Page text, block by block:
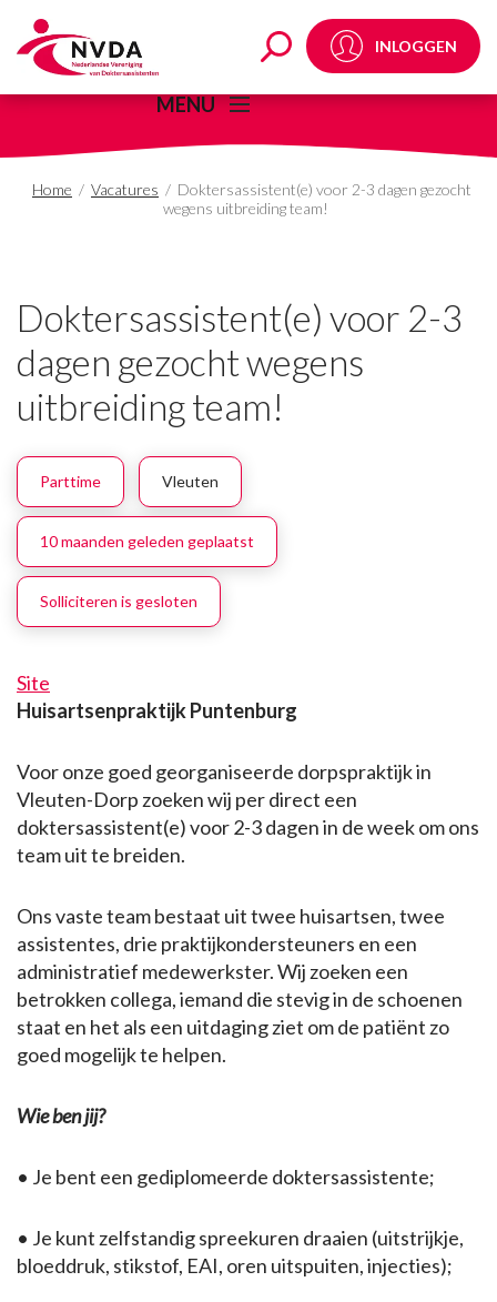
Doktersassistent(e)
INLOGGEN
MENU
Home / Vacatures / Doktersassistent(e) voor 2-3 dagen gezocht
wegens uitbreiding team!
Doktersassistent(e) voor 2-3
dagen gezocht wegens
uitbreiding team!
Parttime Vleuten
10 maanden geleden geplaatst
Solliciteren is gesloten
Site
Huisartsenpraktijk Puntenburg
Voor onze goed georganiseerde dorpspraktijk in
Vleuten-Dorp zoeken wij per direct een
doktersassistent(e) voor 2-3 dagen in de week om ons
team uit te breiden.
Ons vaste team bestaat uit twee huisartsen, twee
assistentes, drie praktijkondersteuners en een
administratief medewerkster. Wij zoeken een
betrokken collega, iemand die stevig in de schoenen
staat en het als een uitdaging ziet om de patiënt zo
goed mogelijk te helpen.
Wie ben jij?
• Je bent een gediplomeerde doktersassistente;
• Je kunt zelfstandig spreekuren draaien (uitstrijkje,
bloeddruk, stikstof, EAI, oren uitspuiten, injecties);